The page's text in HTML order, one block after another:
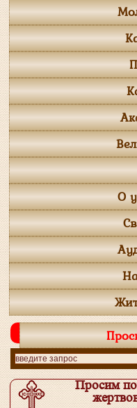
О
Просим